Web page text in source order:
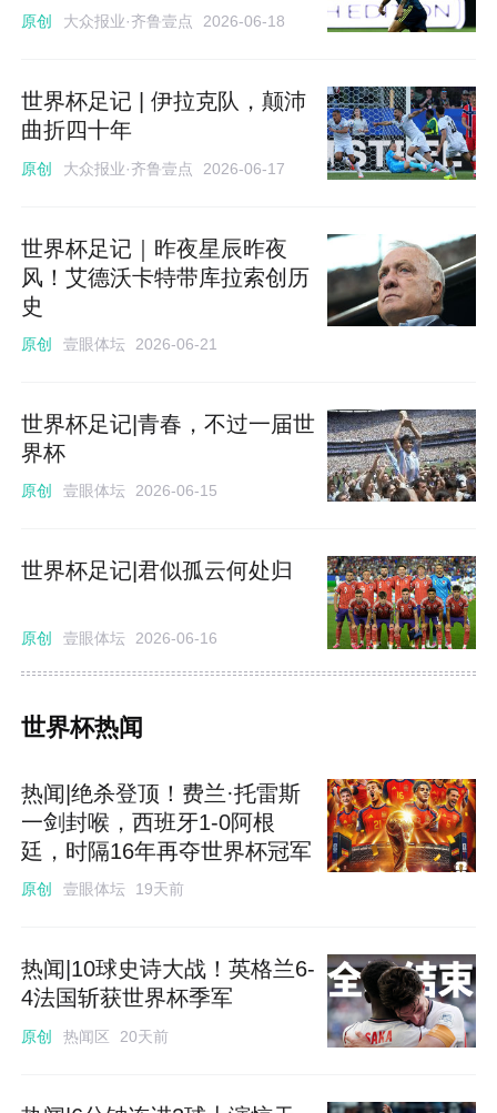
原创 大众报业·齐鲁壹点 2026-06-18
世界杯足记 | 伊拉克队，颠沛
曲折四十年
原创 大众报业·齐鲁壹点 2026-06-17
世界杯足记｜昨夜星辰昨夜
风！艾德沃卡特带库拉索创历
史
原创 壹眼体坛 2026-06-21
世界杯足记|青春，不过一届世
界杯
原创 壹眼体坛 2026-06-15
世界杯足记|君似孤云何处归
原创 壹眼体坛 2026-06-16
世界杯热闻
热闻|绝杀登顶！费兰·托雷斯
一剑封喉，西班牙1-0阿根
廷，时隔16年再夺世界杯冠军
原创 壹眼体坛 19天前
热闻|10球史诗大战！英格兰6-
4法国斩获世界杯季军
原创 热闻区 20天前